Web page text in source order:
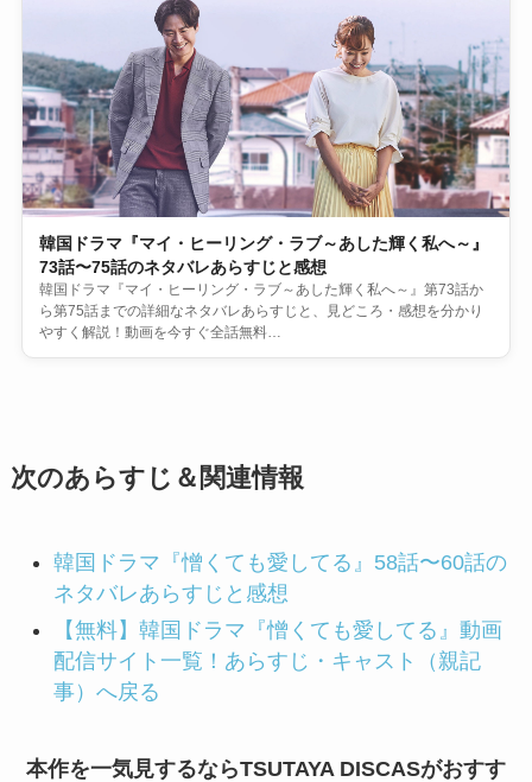
韓国ドラマ『マイ・ヒーリング・ラブ～あした輝く私へ～』
73話〜75話のネタバレあらすじと感想
韓国ドラマ『マイ・ヒーリング・ラブ～あした輝く私へ～』第73話か
ら第75話までの詳細なネタバレあらすじと、見どころ・感想を分かり
やすく解説！動画を今すぐ全話無料…
次のあらすじ＆関連情報
韓国ドラマ『憎くても愛してる』58話〜60話の
ネタバレあらすじと感想
【無料】韓国ドラマ『憎くても愛してる』動画
配信サイト一覧！あらすじ・キャスト（親記
事）へ戻る
本作を一気見するならTSUTAYA DISCASがおすす